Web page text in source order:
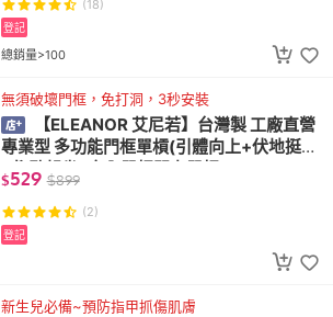
(18)
總銷量>100
登記
無須破壞門框，免打洞，3秒安裝
【ELEANOR 艾尼若】台灣製 工廠直營
專業型 多功能門框單槓(引體向上+伏地挺身
+仰臥起坐) 室內單槓門上單槓 TABATA
$529 $899
(2)
登記
新生兒必備~預防指甲抓傷肌膚